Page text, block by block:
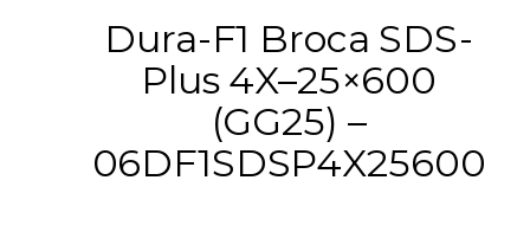
Dura-F1 Broca SDS-
Plus 4X–25×600
(GG25) –
06DF1SDSP4X25600